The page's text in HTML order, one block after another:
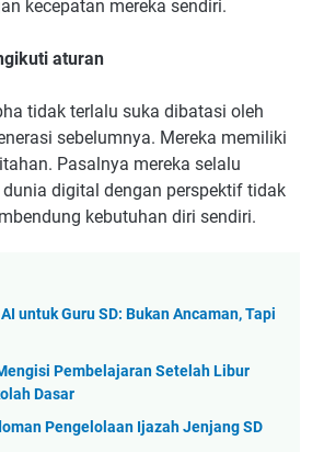
kecepatan mereka sendiri.
aturan
tidak terlalu suka dibatasi oleh
sebelumnya. Mereka memiliki
Pasalnya mereka selalu
digital dengan perspektif tidak
kebutuhan diri sendiri.
untuk Guru SD: Bukan Ancaman, Tapi
Pembelajaran Setelah Libur
Dasar
Pengelolaan Ijazah Jenjang SD